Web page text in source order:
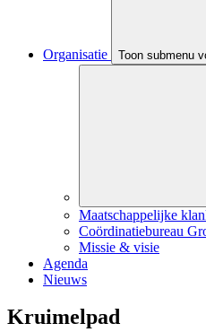
Organisatie Toon submenu
Maatschappelijke
Coördinatiebureau
Missie & visie
Agenda
Nieuws
Kruimelpad